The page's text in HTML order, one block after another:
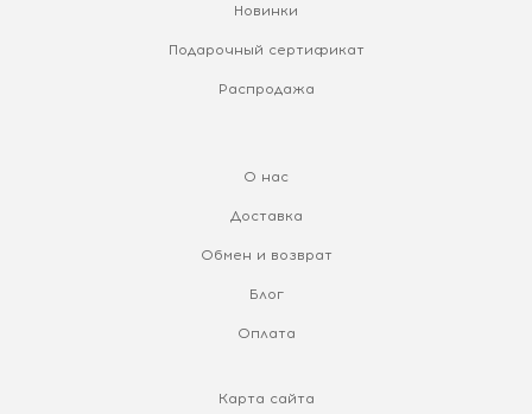
Новинки
Подарочный сертификат
Распродажа
О нас
Доставка
Обмен и возврат
Блог
Оплата
Карта сайта